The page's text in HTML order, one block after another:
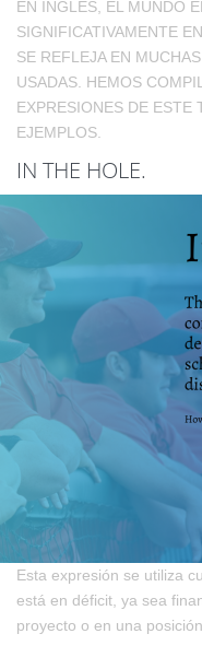
EN INGLÉS, EL MUNDO
SIGNIFICATIVAMENTE
SE REFLEJA EN
USADAS. HEMOS
EXPRESIONES DE ESTE
EJEMPLOS.
IN THE HOLE.
Esta expresión se utiliza
está en déficit, ya sea
proyecto o en una